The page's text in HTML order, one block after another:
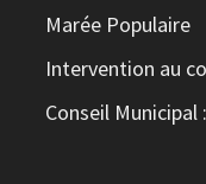
Marée Populaire
Intervention au
Conseil